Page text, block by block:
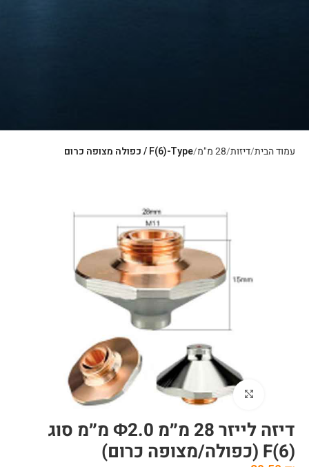
עמוד הבית דיזות 28 מ"מ F(6)-Type / כפולה מצופה כרום
דיזה לייזר 28 מ״מ Φ2.0 מ״מ סוג
(6)F (כפולה/מצופה כרום)
לחצו להגדלה